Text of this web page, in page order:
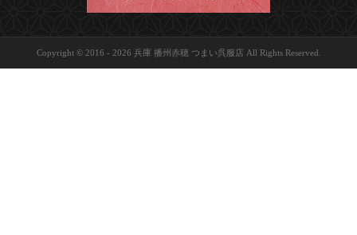
Copyright © 2016 - 2026 兵庫 播州赤穂 つまい呉服店 All Rights Reserved.